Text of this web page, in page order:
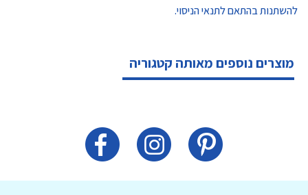
להשתנות בהתאם לתנאי הניסוי.
מוצרים נוספים מאותה קטגוריה